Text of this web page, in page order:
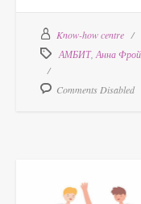
Know-how centre
АМБИТ, Анна
Comments Disabled